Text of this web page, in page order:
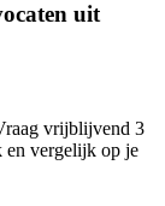
uit
vrijblijvend 3
en vergelijk op je